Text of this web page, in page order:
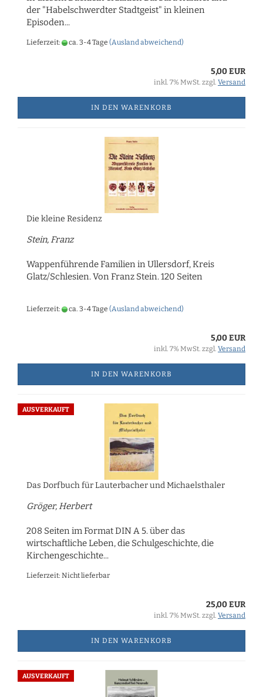
der "Habelschwerdter Stadtgeist" in kleinen
Episoden...
Lieferzeit: ca. 3-4 Tage (Ausland abweichend)
5,00 EUR
inkl. 7% MwSt. zzgl. Versand
IN DEN WARENKORB
Die kleine Residenz
Stein, Franz
Wappenführende Familien in Ullersdorf, Kreis
Glatz/Schlesien. Von Franz Stein. 120 Seiten
Lieferzeit: ca. 3-4 Tage (Ausland abweichend)
5,00 EUR
inkl. 7% MwSt. zzgl. Versand
IN DEN WARENKORB
AUSVERKAUFT
Das Dorfbuch für Lauterbacher und Michaelsthaler
Gröger, Herbert
208 Seiten im Format DIN A 5. über das
wirtschaftliche Leben, die Schulgeschichte, die
Kirchengeschichte...
Lieferzeit: Nicht lieferbar
25,00 EUR
inkl. 7% MwSt. zzgl. Versand
IN DEN WARENKORB
AUSVERKAUFT